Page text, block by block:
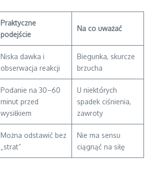
Praktyczne
podejście
Na co uważać
Niska dawka i
obserwacja reakcji
Biegunka, skurcze
brzucha
Podanie na 30–60
minut przed
wysiłkiem
U niektórych
spadek ciśnienia,
zawroty
Można odstawić bez
„strat”
Nie ma sensu
ciągnąć na siłę